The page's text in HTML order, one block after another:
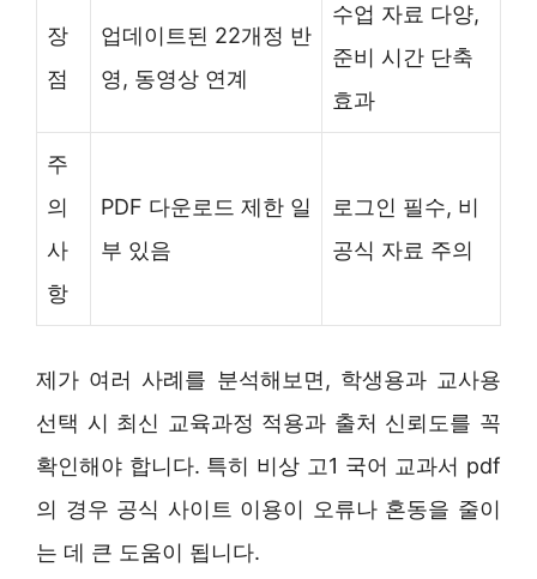
장
점
업데이트된 22개정 반
영, 동영상 연계
수업 자료 다양,
준비 시간 단축
효과
주
의
사
항
PDF 다운로드 제한 일
부 있음
로그인 필수, 비
공식 자료 주의
제가 여러 사례를 분석해보면, 학생용과 교사용
선택 시 최신 교육과정 적용과 출처 신뢰도를 꼭
확인해야 합니다. 특히 비상 고1 국어 교과서 pdf
의 경우 공식 사이트 이용이 오류나 혼동을 줄이
는 데 큰 도움이 됩니다.